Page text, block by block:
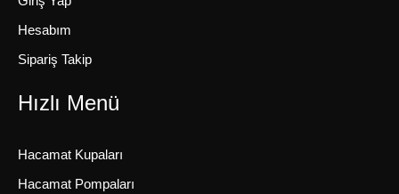
Hesabım
Sipariş Takip
Hızlı Menü
Hacamat Kupaları
Hacamat Pompaları